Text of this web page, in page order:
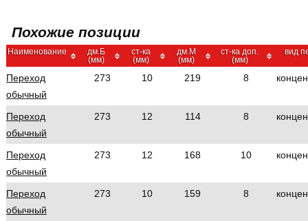
Похожие позиции
Наименование
дм.Б
(мм)
ст-ка
(мм)
дм.М
(мм)
ст-ка доп.
(мм)
вид
Переход
обычный
273 10 219 8
Переход
обычный
273 12 114 8
Переход
обычный
273 12 168 10
Переход
обычный
273 10 159 8